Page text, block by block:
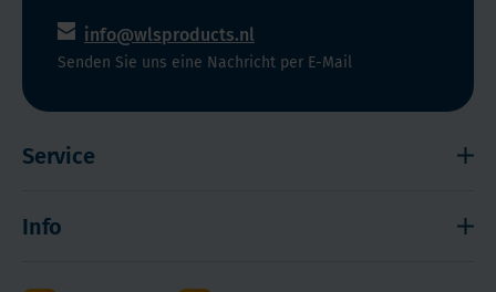
info@wlsproducts.nl
Senden Sie uns eine Nachricht per E-Mail
Service
Info